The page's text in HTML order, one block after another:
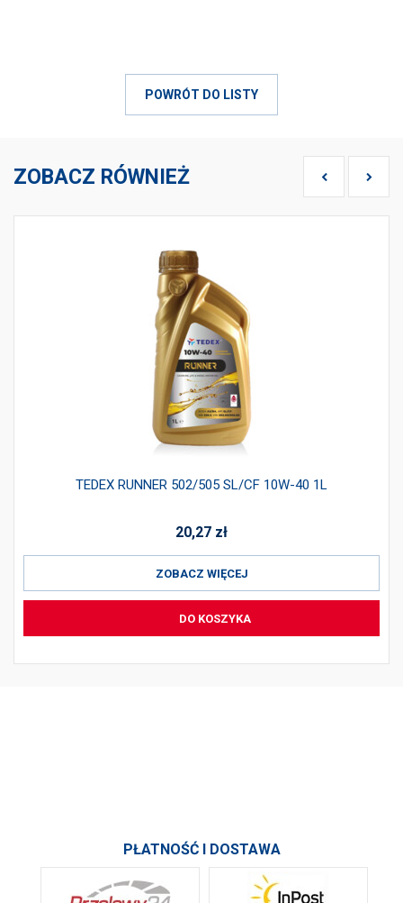
POWRÓT DO LISTY
ZOBACZ RÓWNIEŻ
TEDEX RUNNER 502/505 SL/CF 10W-40 1L
20,27 zł
ZOBACZ WIĘCEJ
DO KOSZYKA
PŁATNOŚĆ I DOSTAWA